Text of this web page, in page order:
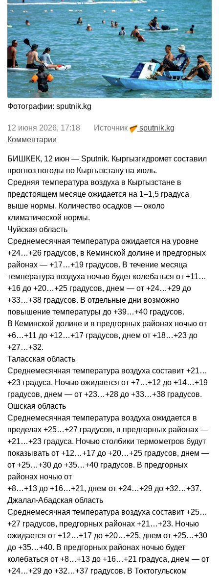
Фотографии: sputnik.kg
12 июня 2026, 17:18 Источник
sputnik.kg
Комментарии
БИШКЕК, 12 июн — Sputnik. Кыргызгидромет составил
прогноз погоды по Кыргызстану на июль.
Средняя температура воздуха в Кыргызстане в
предстоящем месяце ожидается на 1–1,5 градуса
выше нормы. Количество осадков — около
климатической нормы.
Чуйская область
Среднемесячная температура ожидается на уровне
+24…+26 градусов, в Кеминской долине и предгорных
районах — +17…+19 градусов. В течение месяца
температура воздуха ночью будет колебаться от +11…
+16 до +20…+25 градусов, днем — от +24…+29 до
+33…+38 градусов. В отдельные дни возможно
повышение температуры до +39…+40 градусов.
В Кеминской долине и в предгорных районах ночью от
+6…+11 до +12…+17 градусов, днем от +18…+23 до
+27…+32.
Таласская область
Среднемесячная температура воздуха составит +21…
+23 градуса. Ночью ожидается от +7…+12 до +14…+19
градусов, днем — от +23…+28 до +33…+38 градусов.
Ошская область
Среднемесячная температура воздуха ожидается в
пределах +25…+27 градусов, в предгорных районах —
+21…+23 градуса. Ночью столбики термометров будут
показывать от +12…+17 до +20…+25 градусов, днем —
от +25…+30 до +35…+40 градусов. В предгорных
районах ночью от
+8…+13 до +16…+21, днем от +24…+29 до +32…+37.
Джалал-Абадская область
Среднемесячная температура воздуха составит +25…
+27 градусов, предгорных районах +21…+23. Ночью
ожидается от +12…+17 до +20…+25, днем от +25…+30
до +35…+40. В предгорных районах ночью будет
колебаться от +8…+13 до +16…+21 градуса, днем — от
+24…+29 до +32…+37 градусов. В Токтогульском